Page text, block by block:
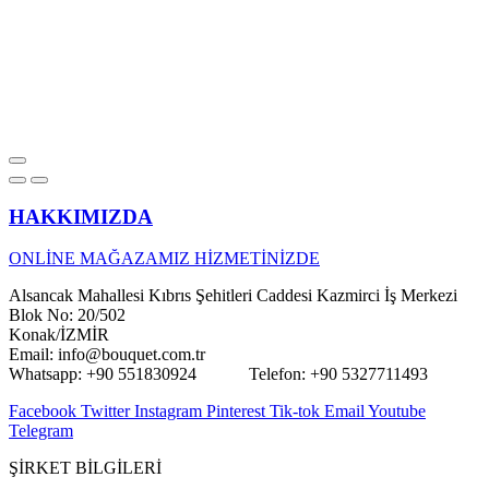
HAKKIMIZDA
ONLİNE MAĞAZAMIZ HİZMETİNİZDE
Alsancak Mahallesi Kıbrıs Şehitleri Caddesi Kazmirci İş Merkezi
Blok No: 20/502
Konak/İZMİR
Email: info@bouquet.com.tr
Whatsapp: +90 551830924 Telefon: +90 5327711493
Facebook Twitter Instagram Pinterest Tik-tok Email Youtube
Telegram
ŞİRKET BİLGİLERİ